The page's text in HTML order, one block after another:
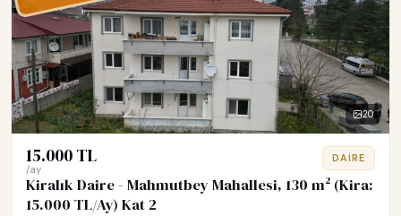
20
15.000 TL
/ay
DAIRE
Kiralık Daire - Mahmutbey Mahallesi, 130 m² (Kira:
15.000 TL/Ay) Kat 2